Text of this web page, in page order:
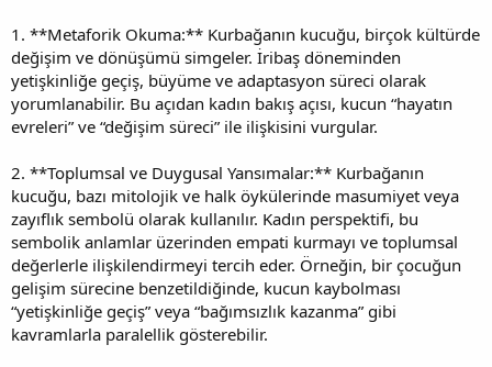
1. **Metaforik Okuma:** Kurbağanın kucuğu, birçok kültürde
değişim ve dönüşümü simgeler. İribaş döneminden
yetişkinliğe geçiş, büyüme ve adaptasyon süreci olarak
yorumlanabilir. Bu açıdan kadın bakış açısı, kucun “hayatın
evreleri” ve “değişim süreci” ile ilişkisini vurgular.
2. **Toplumsal ve Duygusal Yansımalar:** Kurbağanın
kucuğu, bazı mitolojik ve halk öykülerinde masumiyet veya
zayıflık sembolü olarak kullanılır. Kadın perspektifi, bu
sembolik anlamlar üzerinden empati kurmayı ve toplumsal
değerlerle ilişkilendirmeyi tercih eder. Örneğin, bir çocuğun
gelişim sürecine benzetildiğinde, kucun kaybolması
“yetişkinliğe geçiş” veya “bağımsızlık kazanma” gibi
kavramlarla paralellik gösterebilir.